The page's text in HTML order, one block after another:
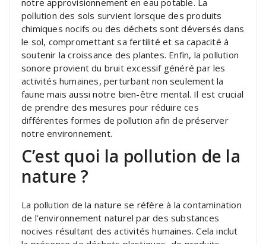
pollution des sols survient lorsque des produits
chimiques nocifs ou des déchets sont déversés dans
le sol, compromettant sa fertilité et sa capacité à
soutenir la croissance des plantes. Enfin, la pollution
sonore provient du bruit excessif généré par les
activités humaines, perturbant non seulement la
faune mais aussi notre bien-être mental. Il est crucial
de prendre des mesures pour réduire ces
différentes formes de pollution afin de préserver
notre environnement.
C’est quoi la pollution de la
nature ?
La pollution de la nature se réfère à la contamination
de l’environnement naturel par des substances
nocives résultant des activités humaines. Cela inclut